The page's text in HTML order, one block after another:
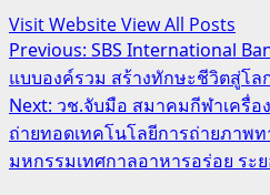
Visit WebsiteView All Posts
Post
navigation
Previous: SBS International
แบบองค์รวม สร้างทักษะชีวิตสู่โล
Next: วช.จับมือ สมาคมกีฬาเครื่อ
ถ่ายทอดเทคโนโลยีการถ่ายภาพ
มหกรรมเทศกาลอาหารอร่อย ระ